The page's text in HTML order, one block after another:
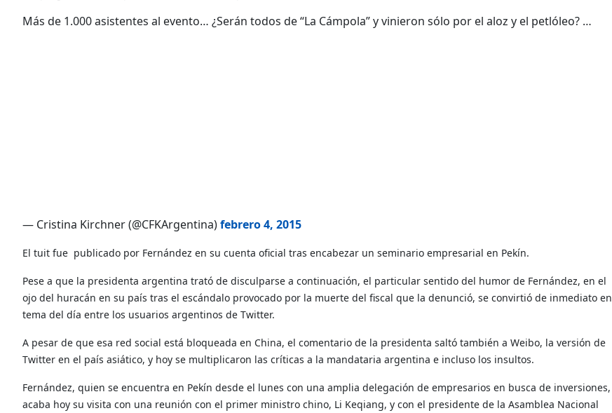
Más de 1.000 asistentes al evento… ¿Serán todos de “La Cámpola” y vinieron sólo por el aloz y el petlóleo? …
— Cristina Kirchner (@CFKArgentina)febrero 4, 2015
El tuit fue publicado por Fernández en su cuenta oficial tras encabezar un seminario empresarial en Pekín.
Pese a que la presidenta argentina trató de disculparse a continuación, el particular sentido del humor de Fernández, en el
ojo del huracán en su país tras el escándalo provocado por la muerte del fiscal que la denunció, se convirtió de inmediato en
tema del día entre los usuarios argentinos de Twitter.
A pesar de que esa red social está bloqueada en China, el comentario de la presidenta saltó también a Weibo, la versión de
Twitter en el país asiático, y hoy se multiplicaron las críticas a la mandataria argentina e incluso los insultos.
Fernández, quien se encuentra en Pekín desde el lunes con una amplia delegación de empresarios en busca de inversiones,
acaba hoy su visita con una reunión con el primer ministro chino, Li Keqiang, y con el presidente de la Asamblea Nacional